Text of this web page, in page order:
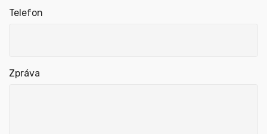
Telefon
Zpráva